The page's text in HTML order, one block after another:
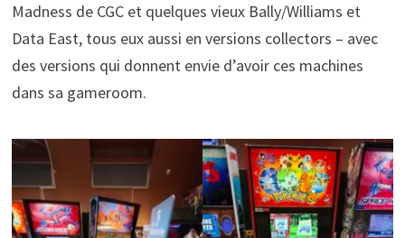
Madness de CGC et quelques vieux Bally/Williams et
Data East, tous eux aussi en versions collectors – avec
des versions qui donnent envie d’avoir ces machines
dans sa gameroom.